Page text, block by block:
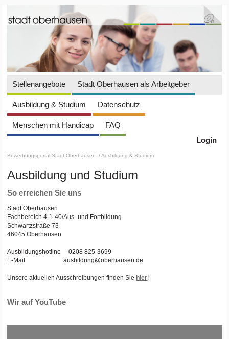
Stellenangebote Stadt Oberhausen als Arbeitgeber
Ausbildung & Studium Datenschutz
Menschen mit Handicap
FAQ
Login
Bewerbungsportal Stadt Oberhausen / Ausbildung & Studium
Ausbildung und Studium
So erreichen Sie uns
Stadt Oberhausen
Fachbereich 4-1-40/Aus- und Fortbildung
Schwartzstraße 73
46045 Oberhausen
Ausbildungshotline 0208 825-3699
E-Mail ausbildung@oberhausen.de
Unsere aktuellen Ausschreibungen finden Sie hier!
Wir auf YouTube